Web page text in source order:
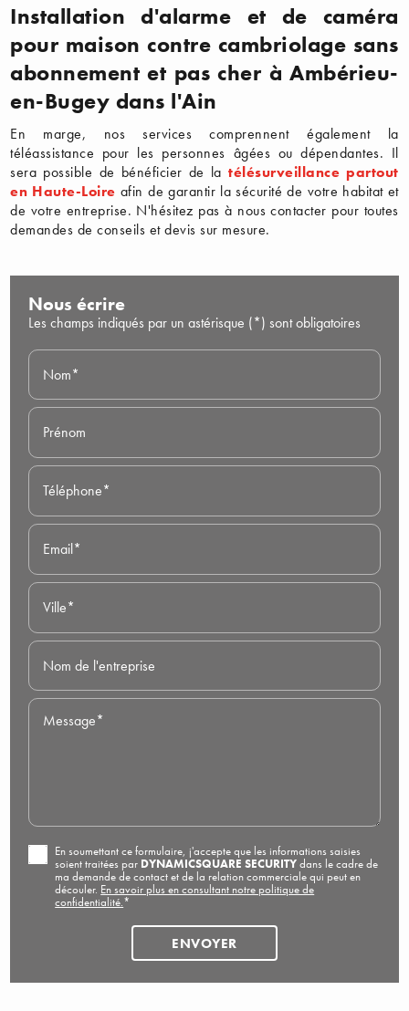
Installation d'alarme et de caméra
pour maison contre cambriolage sans
abonnement et pas cher à Ambérieu-
en-Bugey dans l'Ain
En marge, nos services comprennent également la
téléassistance pour les personnes âgées ou dépendantes. Il
sera possible de bénéficier de latélésurveillance partout
en Haute-Loire afin de garantir la sécurité de votre habitat et
de votre entreprise. N'hésitez pas à nous contacter pour toutes
demandes de conseils et devis sur mesure.
Nous écrire
Les champs indiqués par un astérisque (*) sont obligatoires
Nom*
Prénom
Téléphone*
Email*
Ville*
Nom de l'entreprise
Message*
En soumettant ce formulaire, j'accepte que les informations saisies
soient traitées par DYNAMICSQUARE SECURITYdans le cadre de
ma demande de contact et de la relation commerciale qui peut en
découler. En savoir plus en consultant notre politique de
confidentialité.*